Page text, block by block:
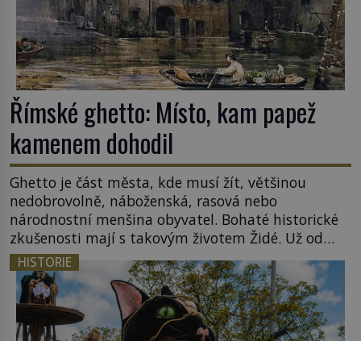
Římské ghetto: Místo, kam papež
kamenem dohodil
Ghetto je část města, kde musí žít, většinou
nedobrovolně, náboženská, rasová nebo
národnostní menšina obyvatel. Bohaté historické
zkušenosti mají s takovým životem Židé. Už od
středověku jsou totiž v každou chvíli nuceni v
nějakém žít. Mezi ty nejslavnější patří i římské
ghetto založené v roce 1555. Pokud jde o vztah
k Židům, nemá se Řím čím chlubit. […]
HISTORIE